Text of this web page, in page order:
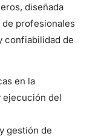
diseñada
profesionales
confiabilidad de
en la
ejecución del
gestión de